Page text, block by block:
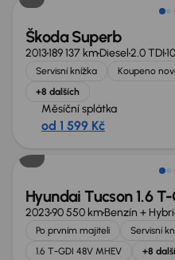
Škoda Superb
2013189 137 kmDiesel2.0 TDI
Servisní knížka Koupeno
+8 dalších
Měsíční splátka
od 1 599 Kč
Možnost odpočtu DPH
Hyundai Tucson 1.6
202390 550 kmBenzín +
Po prvním majiteli Servisní
1.6 T-GDI 48V MHEV
+8